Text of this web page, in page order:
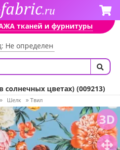
тканей и фурнитуры
Не определен
цветах) (009213)
» Шелк » Твил
3D